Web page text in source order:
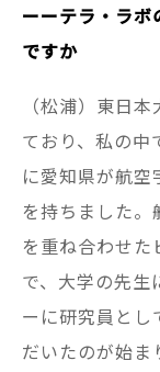
ーーテラ・ラボ
ですか
（松浦）東日
ており、私の中
に愛知県が航
を持ちました
を重ね合わせた
で、大学の先生
ーに研究員とし
だいたのが始ま